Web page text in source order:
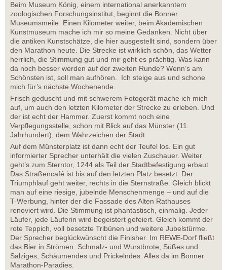
Beim Museum König, einem international anerkanntem
zoologischen Forschungsinstitut, beginnt die Bonner
Museumsmeile. Einen Kilometer weiter, beim Akademischen
Kunstmuseum mache ich mir so meine Gedanken. Nicht über
die antiken Kunstschätze, die hier ausgestellt sind, sondern über
den Marathon heute. Die Strecke ist wirklich schön, das Wetter
herrlich, die Stimmung gut und mir geht es prächtig. Was kann
da noch besser werden auf der zweiten Runde? Wenn’s am
Schönsten ist, soll man aufhören. Ich steige aus und schone
mich für’s nächste Wochenende.
Frisch geduscht und mit schwerem Fotogerät mache ich mich
auf, um auch den letzten Kilometer der Strecke zu erleben. Und
der ist echt der Hammer. Zuerst kommt noch eine
Verpflegungsstelle, schon mit Blick auf das Münster (11.
Jahrhundert), dem Wahrzeichen der Stadt.
Auf dem Münsterplatz ist dann echt der Teufel los. Ein gut
informierter Sprecher unterhält die vielen Zuschauer. Weiter
geht’s zum Sterntor, 1244 als Teil der Stadtbefestigung erbaut.
Das Straßencafé ist bis auf den letzten Platz besetzt. Der
Triumphlauf geht weiter, rechts in die Sternstraße. Gleich blickt
man auf eine riesige, jubelnde Menschenmenge – und auf die
T-Werbung, hinter der die Fassade des Alten Rathauses
renoviert wird. Die Stimmung ist phantastisch, einmalig. Jeder
Läufer, jede Läuferin wird begeistert gefeiert. Gleich kommt der
rote Teppich, voll besetzte Tribünen und weitere Jubelstürme.
Der Sprecher beglückwünscht die Finisher. Im REWE-Dorf fließt
das Bier in Strömen. Schmalz- und Wurstbrote, Süßes und
Salziges, Schäumendes und Prickelndes. Alles da im Bonner
Marathon-Paradies.